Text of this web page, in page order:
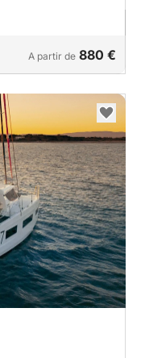
A partir de 880 €